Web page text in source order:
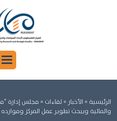
الرئيسية» الأخبار » لقاءات » مجلس إدارة
والمالية ويبحث تطوير عمل المركز وموارده